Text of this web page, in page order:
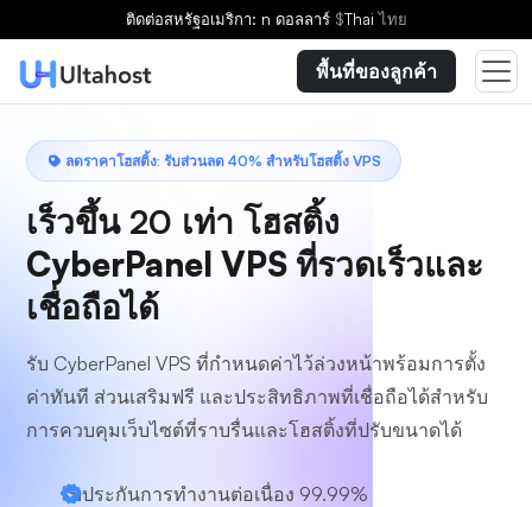
ติดต่อสหรัฐอเมริกา: n ดอลลาร์ $Thaiไทย
พื้นที่ของลูกค้า
ลดราคาโฮสติ้ง: รับส่วนลด 40% สำหรับโฮสติ้ง VPS
เร็วขึ้น 20 เท่า โฮสติ้ง
CyberPanel VPS ที่รวดเร็วและ
เชื่อถือได้
รับ CyberPanel VPS ที่กำหนดค่าไว้ล่วงหน้าพร้อมการตั้ง
ค่าทันที ส่วนเสริมฟรี และประสิทธิภาพที่เชื่อถือได้สำหรับ
การควบคุมเว็บไซต์ที่ราบรื่นและโฮสติ้งที่ปรับขนาดได้
รับประกันการทำงานต่อเนื่อง 99.99%